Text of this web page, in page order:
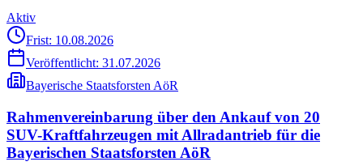
Aktiv
Frist: 10.08.2026
Veröffentlicht: 31.07.2026
Bayerische Staatsforsten AöR
Rahmenvereinbarung über den Ankauf von 20
SUV-Kraftfahrzeugen mit Allradantrieb für die
Bayerischen Staatsforsten AöR